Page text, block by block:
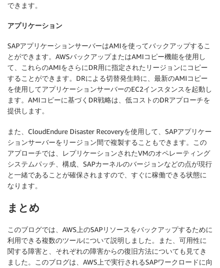
できます。
アプリケーション
SAPアプリケーションサーバーはAMIを使ってバックアップするこ
とができます。AWSバックアップまたはAMIコピー機能を使用し
て、これらのAMIをさらにDR用に指定されたリージョンにコピー
することができます。DRによる切替発生時に、最新のAMIコピー
を使用してアプリケーションサーバーのEC2インスタンスを起動し
ます。AMIコピーに基づくDR戦略は、低コストのDRアプローチを
提供します。
また、CloudEndure Disaster Recoveryを使用して、SAPアプリケー
ションサーバーをリージョン間で複製することもできます。この
アプローチでは、レプリケーションされたVMのオペレーティング
システムパッチ、構成、SAPカーネルのバージョンなどの点が現行
と一緒であることが確保されますので、すぐに稼働できる状態に
なります。
まとめ
このブログでは、AWS上のSAPリソースをバックアップするために
利用できる複数のツールについて説明しました。また、可用性に
関する障害と、それぞれの障害からの復旧方法についても見てき
ました。このブログは、AWS上で実行されるSAPワークロードに向